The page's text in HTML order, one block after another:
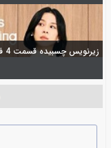
زیرنویس چسبیده قسمت 4 فصل اول اضافه شد